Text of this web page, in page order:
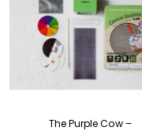
The Purple Cow –